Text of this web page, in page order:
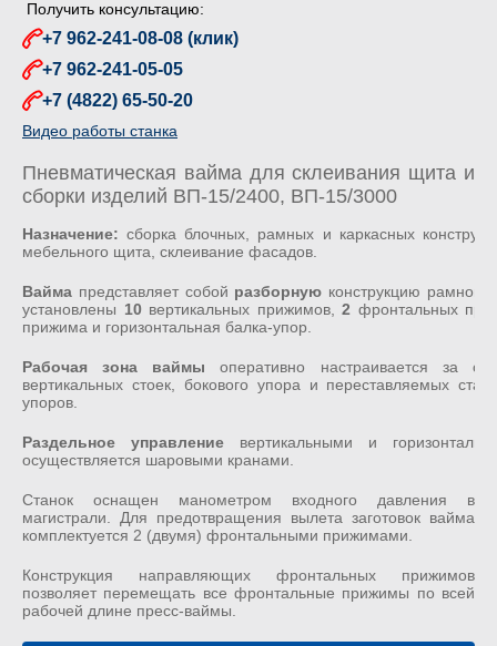
Получить консультацию:
+7 962-241-08-08 (клик)
+7 962-241-05-05
+7 (4822) 65-50-20
Видео работы станка
Пневматическая вайма для склеивания щита и
сборки изделий ВП-15/2400, ВП-15/3000
Назначение: сборка блочных, рамных и каркасных
мебельного щита, склеивание фасадов.
Вайма представляет собой разборную конструкцию рамного
установлены 10вертикальных прижимов, 2 фронтальных
прижима и горизонтальная балка-упор.
Рабочая зона ваймы оперативно настраивается за
вертикальных стоек, бокового упора и переставляемых
упоров.
Раздельное управление вертикальными и
осуществляется шаровыми кранами.
Станок оснащен манометром входного давления в
магистрали. Для предотвращения вылета заготовок вайма
комплектуется 2 (двумя) фронтальными прижимами.
Конструкция направляющих фронтальных прижимов
позволяет перемещать все фронтальные прижимы по всей
рабочей длине пресс-ваймы.